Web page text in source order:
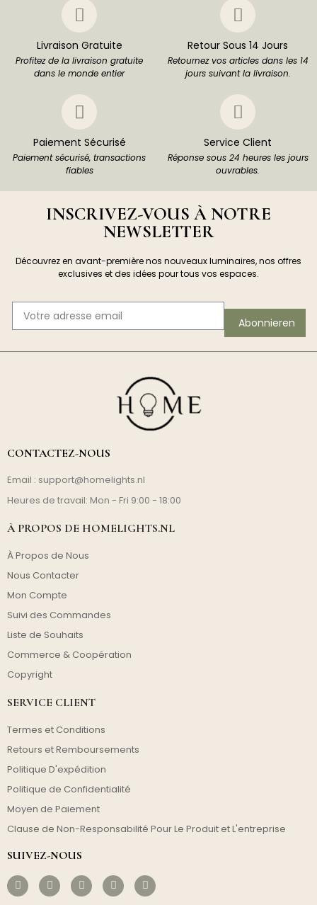
Livraison Gratuite
Profitez de la livraison gratuite
dans le monde entier
Retour Sous 14 Jours
Retournez vos articles dans les 14
jours suivant la livraison.
Paiement Sécurisé
Paiement sécurisé, transactions
fiables
Service Client
Réponse sous 24 heures les jours
ouvrables.
INSCRIVEZ-VOUS À NOTRE
NEWSLETTER
Découvrez en avant-première nos nouveaux luminaires, nos offres
exclusives et des idées pour tous vos espaces.
Abonnieren
CONTACTEZ-NOUS
Email : support@homelights.nl
Heures de travail: Mon - Fri 9:00 - 18:00
À PROPOS DE HOMELIGHTS.NL
À Propos de Nous
Nous Contacter
Mon Compte
Suivi des Commandes
Liste de Souhaits
Commerce & Coopération
Copyright
SERVICE CLIENT
Termes et Conditions
Retours et Remboursements
Politique D'expédition
Politique de Confidentialité
Moyen de Paiement
Clause de Non-Responsabilité Pour Le Produit et L'entreprise
SUIVEZ-NOUS